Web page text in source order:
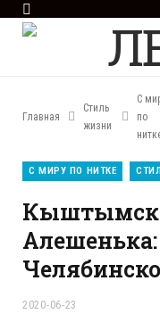
Главная
Стиль
жизни
С
по
С МИРУ ПО НИТКЕ
2020-06-23